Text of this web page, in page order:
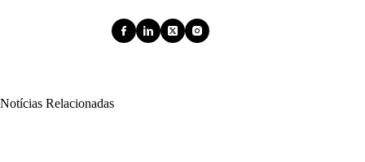
Notícias Relacionadas